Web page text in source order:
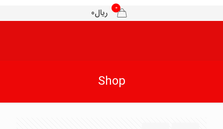
0 ریال0
Shop